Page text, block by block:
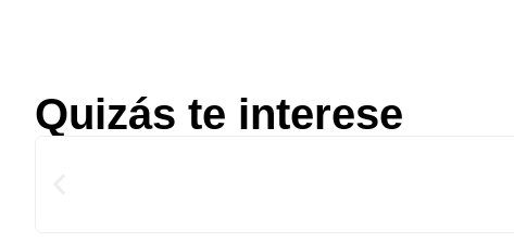
Quizás te interese